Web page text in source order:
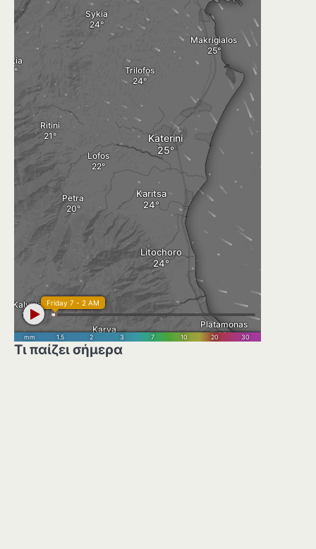
Τι παίζει σήμερα